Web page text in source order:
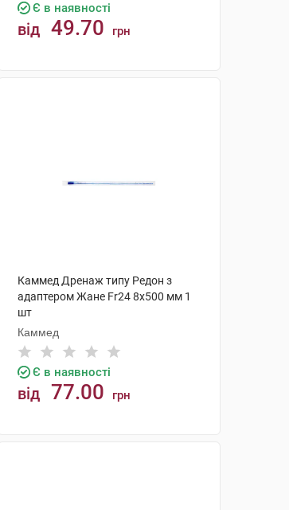
Є в наявності
від 49.70 грн
Каммед Дренаж типу Редон з
адаптером Жане Fr24 8х500 мм 1
шт
Каммед
Є в наявності
від 77.00 грн